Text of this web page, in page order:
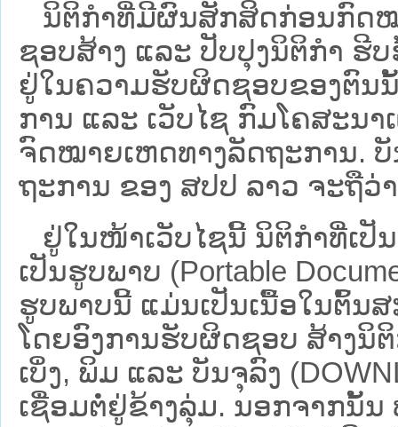
ນິ​ຕິ​ກຳ​ທີ່​ມີ​ຜົນ​ສັກ​ສິດ​ກ່ອນ​ກົດ​ໝ
ຊອບ​ສ້າງ ແລະ ປັບ​ປຸງນິ​ຕິ​ກຳ ຮີ
ຢູ່ໃນຄວາມຮັບຜິດຊອບຂອງຕົນ
ການ ແລະ ເວັບໄຊ​ ກົມໂຄສະນ
ຈົດໝາຍເຫດທາງລັດຖະການ.
ຖະ​ການ ຂອງ ສປ​ປ ລາວ ​ຈະຖື​
ຢູ່ໃນໜ້າ​ເວັບ​ໄຊ​ນີ້ ນິຕິກຳທີ່ເປັ
ເປັນຮູບພາບ (Portable
ຮູບພາບນີ້ ແມ່ນເປັນເນື້ອໃນຕົ້ນ
ໂດຍອົງການຮັບຜິດຊອບ ສ້າງນິ
ເບິ່ງ, ພິມ ແລະ ບັນຈຸລົງ
ເຊື່ອມຕໍ່ຢູ່ຂ້າງລຸ່ມ. ນອກຈາກນັ້ນ